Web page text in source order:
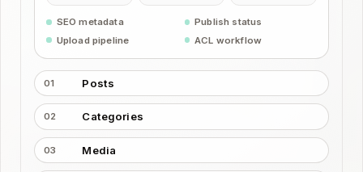
SEO metadata
Publish status
Upload pipeline
ACL workflow
01 Posts
02 Categories
03 Media